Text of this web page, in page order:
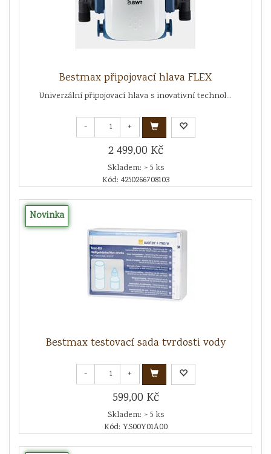
Bestmax připojovací hlava FLEX
Univerzální připojovací hlava s inovativní technol...
- +
2 499,00 Kč
Skladem: > 5 ks
Kód: 4250266708103
Novinka
Bestmax testovací sada tvrdosti vody
- +
599,00 Kč
Skladem: > 5 ks
Kód: YS00Y01A00